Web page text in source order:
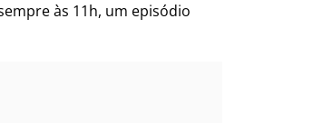
às 11h, um episódio